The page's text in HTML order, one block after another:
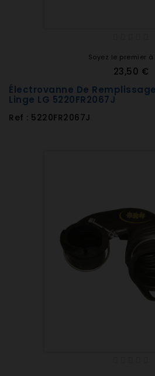
Soyez le premier
23,50 €
Électrovanne De
Linge LG 5220FR2067J
Ref : 5220FR2067J